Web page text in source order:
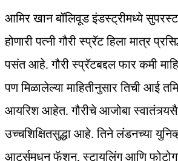
आमिर खान बॉलिवूड इंडस्ट्रीमध्ये
होणारी पत्नी गौरी स्प्रॅट हिला मात्र
पसंत आहे. गौरी स्प्रॅटबद्दल फार कमी
पण मिळालेल्या माहितीनुसार तिची आई
आयरिश आहेत. गौरीचे आजोबा
उच्चशिक्षितसुद्धा आहे. तिने लंडनच्या
आर्ट्समधून फॅशन, स्टायलिंग आणि